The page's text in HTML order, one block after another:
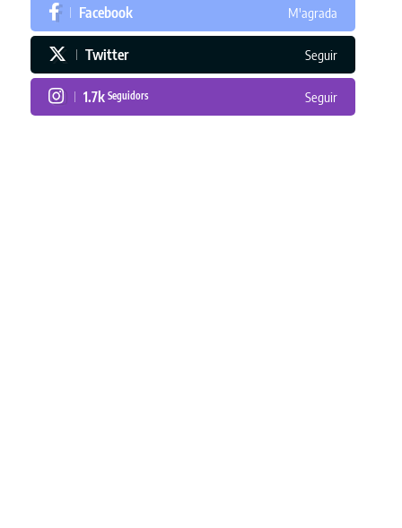
Facebook M'agrada
Twitter Seguir
1.7k Seguidors Seguir